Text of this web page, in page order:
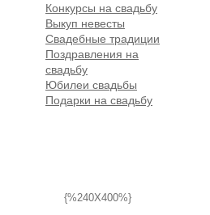
Конкурсы на свадьбу
Выкуп невесты
Свадебные традиции
Поздравления на
свадьбу
Юбилеи свадьбы
Подарки на свадьбу
{%240X400%}